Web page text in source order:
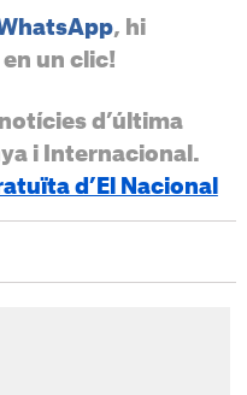
, hi
un clic!
d’última
i Internacional.
d’El Nacional